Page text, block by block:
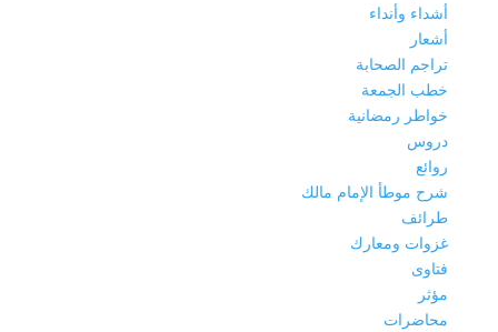
أشداء وأنداء
أشعار
تراجم الصحابة
خطب الجمعة
خواطر رمضانية
دروس
روائع
شرح موطأ الإمام مالك
طرائف
غزوات ومعارك
فتاوى
مؤثر
محاضرات